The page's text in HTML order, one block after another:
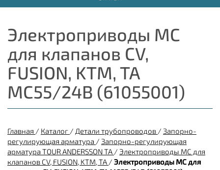
Электроприводы МС
для клапанов CV,
FUSION, KTM, TA
МС55/24В (61055001)
Главная / Каталог / Детали трубопроводов / Запорно-
регулирующая арматура / Запорно-регулирующая
арматура TOUR ANDERSSON TA / Электроприводы МС для
клапанов CV, FUSION, KTM, TA / Электроприводы МС для